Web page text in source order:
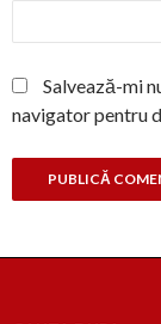
Salvează-mi
navigator pentru